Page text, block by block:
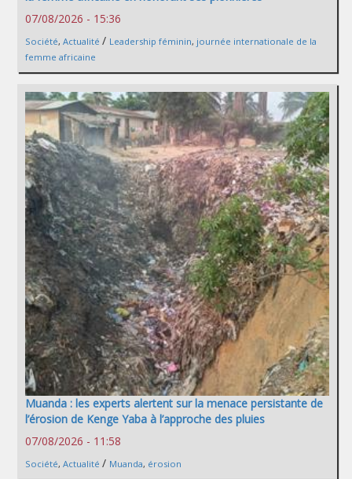
07/08/2026 - 15:36
Société, Actualité / Leadership féminin, journée internationale de la
femme africaine
Muanda : les experts alertent sur la menace persistante de
l’érosion de Kenge Yaba à l’approche des pluies
07/08/2026 - 11:58
Société, Actualité / Muanda, érosion